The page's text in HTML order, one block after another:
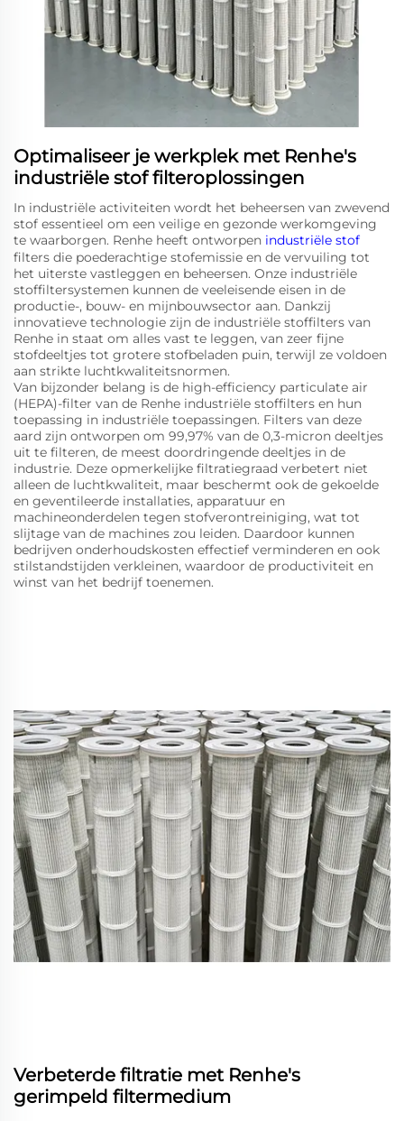
Optimaliseer je werkplek met Renhe's
industriële stof filteroplossingen
In industriële activiteiten wordt het beheersen van zwevend
stof essentieel om een veilige en gezonde werkomgeving
te waarborgen. Renhe heeft ontworpen industriële stof
filters die poederachtige stofemissie en de vervuiling tot
het uiterste vastleggen en beheersen. Onze industriële
stoffiltersystemen kunnen de veeleisende eisen in de
productie-, bouw- en mijnbouwsector aan. Dankzij
innovatieve technologie zijn de industriële stoffilters van
Renhe in staat om alles vast te leggen, van zeer fijne
stofdeeltjes tot grotere stofbeladen puin, terwijl ze voldoen
aan strikte luchtkwaliteitsnormen.
Van bijzonder belang is de high-efficiency particulate air
(HEPA)-filter van de Renhe industriële stoffilters en hun
toepassing in industriële toepassingen. Filters van deze
aard zijn ontworpen om 99,97% van de 0,3-micron deeltjes
uit te filteren, de meest doordringende deeltjes in de
industrie. Deze opmerkelijke filtratiegraad verbetert niet
alleen de luchtkwaliteit, maar beschermt ook de gekoelde
en geventileerde installaties, apparatuur en
machineonderdelen tegen stofverontreiniging, wat tot
slijtage van de machines zou leiden. Daardoor kunnen
bedrijven onderhoudskosten effectief verminderen en ook
stilstandstijden verkleinen, waardoor de productiviteit en
winst van het bedrijf toenemen.
Verbeterde filtratie met Renhe's
gerimpeld filtermedium